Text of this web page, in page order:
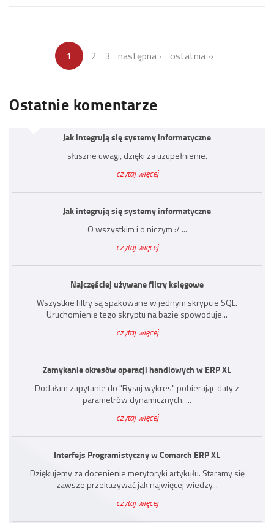
1 2 3 następna › ostatnia »
Ostatnie komentarze
Jak integrują się systemy informatyczne
słuszne uwagi, dzięki za uzupełnienie.
czytaj więcej
Jak integrują się systemy informatyczne
O wszystkim i o niczym :/ ...
czytaj więcej
Najczęściej używane filtry księgowe
Wszystkie filtry są spakowane w jednym skrypcie SQL.
Uruchomienie tego skryptu na bazie spowoduje...
czytaj więcej
Zamykanie okresów operacji handlowych w ERP XL
Dodałam zapytanie do "Rysuj wykres" pobierając daty z
parametrów dynamicznych. ...
czytaj więcej
Interfejs Programistyczny w Comarch ERP XL
Dziękujemy za docenienie merytoryki artykułu. Staramy się
zawsze przekazywać jak najwięcej wiedzy...
czytaj więcej